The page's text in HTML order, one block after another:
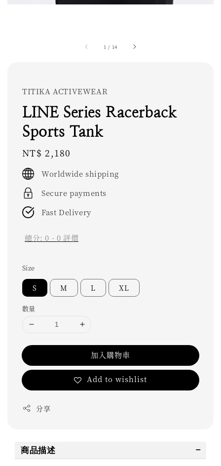
1 / 14
TITIKA ACTIVEWEAR
LINE Series Racerback
Sports Tank
Regular
price
NT$ 2,180
Worldwide shipping
Secure payments
Fast Delivery
總分:0 - 0 評價
Size
S M L XL
數量
加入購物車
Add to wishlist
分享
商品描述